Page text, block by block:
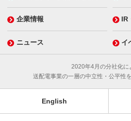
企業情報 IR
ニュース イ
2020年4月の分社化に
送配電事業の一層の中立性・公平性
English